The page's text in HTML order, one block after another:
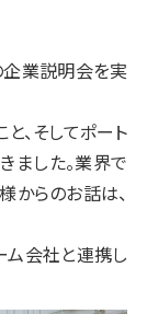
企業説明会を実
、そしてポート
ました。業界で
からのお話は、
ム会社と連携し